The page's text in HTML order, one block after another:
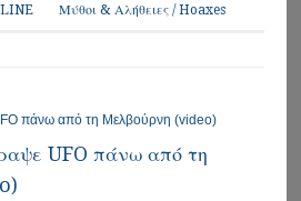
Μύθοι & Αλήθειες / Hoaxes
UFO πάνω από τη